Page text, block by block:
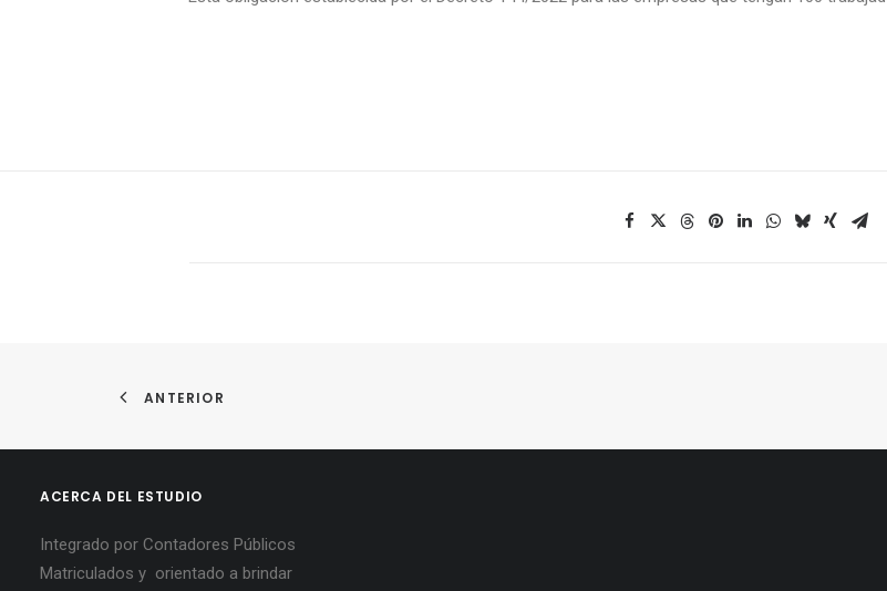
ANTERIOR
ACERCA DEL ESTUDIO
Integrado por Contadores Públicos
Matriculados y orientado a brindar